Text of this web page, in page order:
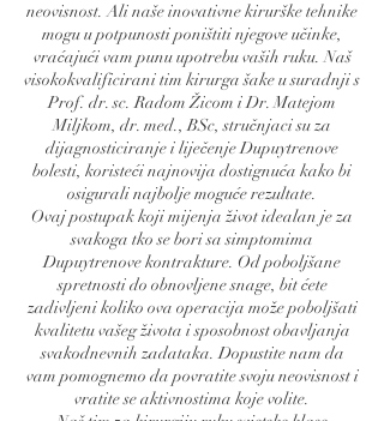
neovisnost. Ali naše inovativne kirurške tehnike
mogu u potpunosti poništiti njegove učinke,
vraćajući vam punu upotrebu vaših ruku. Naš
visokokvalificirani tim kirurga šake u suradnji s
Prof. dr. sc. Radom Žicom i Dr. Matejom
Miljkom, dr. med., BSc, stručnjaci su za
dijagnosticiranje i liječenje Dupuytrenove
bolesti, koristeći najnovija dostignuća kako bi
osigurali najbolje moguće rezultate.
Ovaj postupak koji mijenja život idealan je za
svakoga tko se bori sa simptomima
Dupuytrenove kontrakture. Od poboljšane
spretnosti do obnovljene snage, bit ćete
zadivljeni koliko ova operacija može poboljšati
kvalitetu vašeg života i sposobnost obavljanja
svakodnevnih zadataka. Dopustite nam da
vam pomognemo da povratite svoju neovisnost i
vratite se aktivnostima koje volite.